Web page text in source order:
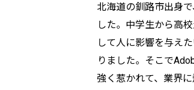
北海道の釧路市出身
した。中学生から高
して人に影響を与え
りました。そこで
強く惹かれて、業界に